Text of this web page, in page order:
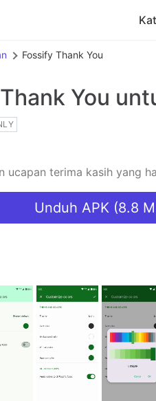
Fossify Thank You
You
ucapan terima kasih yang
Unduh APK (8.8